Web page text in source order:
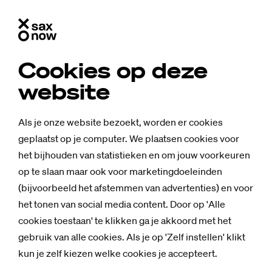
Cookies op deze
website
Als je onze website bezoekt, worden er cookies
geplaatst op je computer. We plaatsen cookies voor
het bijhouden van statistieken en om jouw voorkeuren
op te slaan maar ook voor marketingdoeleinden
(bijvoorbeeld het afstemmen van advertenties) en voor
het tonen van social media content. Door op 'Alle
cookies toestaan' te klikken ga je akkoord met het
gebruik van alle cookies. Als je op 'Zelf instellen' klikt
kun je zelf kiezen welke cookies je accepteert.
Nieuws
Smart So­lu­ti­ons